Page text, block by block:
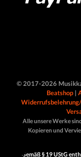
© 2017-2026
Beatshop|
Alle unsere Werke
Kopieren und
„Gemäß § 19 UStG